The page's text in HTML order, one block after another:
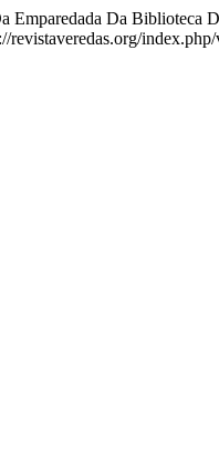
Emparedada Da Biblioteca
revistaveredas.org/